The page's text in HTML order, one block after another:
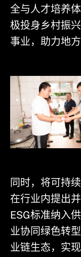
全与人才培养
极投身乡村振
事业，助力地方
同时，将可持
在行业内提出
ESG标准纳入
业协同绿色转
业链生态，实